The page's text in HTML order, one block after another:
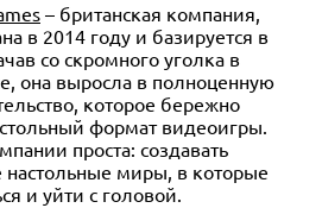
– британская компания,
в 2014 году и базируется в
со скромного уголка в
она выросла в полноценную
которое бережно
формат видеоигры.
проста: создавать
миры, в которые
и уйти с головой.